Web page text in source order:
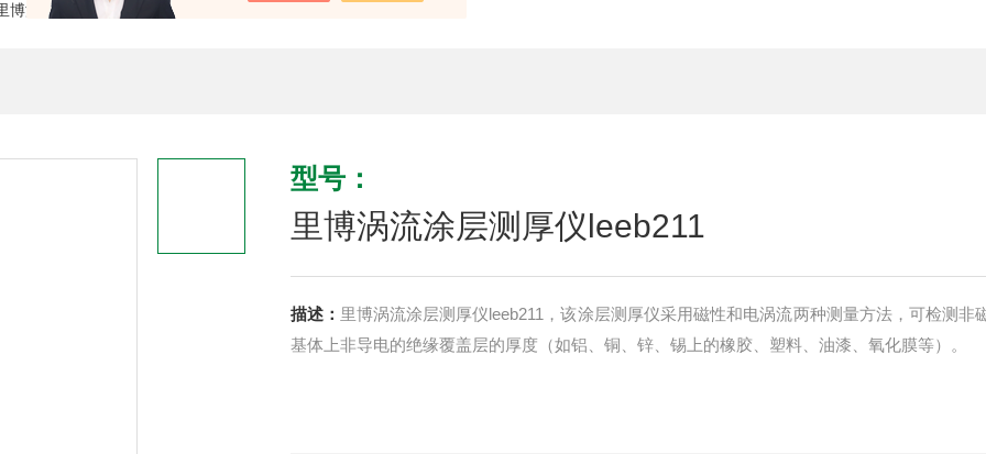
涡流涂层测厚仪leeb211
型号：
里博涡流涂层测厚仪leeb211
描述： 里博涡流涂层测厚仪leeb211，该涂层测厚仪采用磁性和电涡流两种测量方法，可检测非
基体上非导电的绝缘覆盖层的厚度（如铝、铜、锌、锡上的橡胶、塑料、油漆、氧化膜等）。